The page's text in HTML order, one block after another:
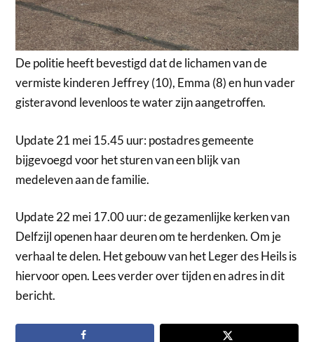
De politie heeft bevestigd dat de lichamen van de
vermiste kinderen Jeffrey (10), Emma (8) en hun vader
gisteravond levenloos te water zijn aangetroffen.
Update 21 mei 15.45 uur: postadres gemeente
bijgevoegd voor het sturen van een blijk van
medeleven aan de familie.
Update 22 mei 17.00 uur: de gezamenlijke kerken van
Delfzijl openen haar deuren om te herdenken. Om je
verhaal te delen. Het gebouw van het Leger des Heils is
hiervoor open. Lees verder over tijden en adres in dit
bericht.